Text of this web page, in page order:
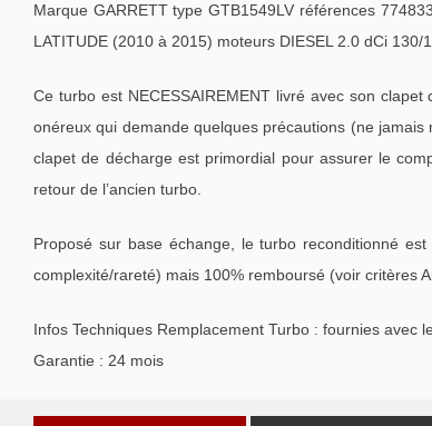
Marque GARRETT type GTB1549LV références
LATITUDE (2010 à 2015) moteurs DIESEL 2.0 dCi 130/
Ce turbo est NECESSAIREMENT livré avec son
onéreux qui demande quelques précautions (ne
clapet de décharge est primordial pour assurer le
retour de l’ancien turbo.
Proposé sur base échange, le turbo reconditionné
complexité/rareté) mais 100% remboursé (voir critères
Infos Techniques Remplacement Turbo : fournies avec
Garantie : 24 mois